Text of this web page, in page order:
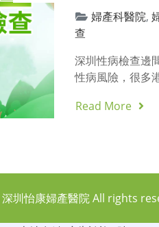
婦產科醫院,
查
深圳性病檢查邊
性病風險，很
Read More
深圳怡康婦產醫院All rights